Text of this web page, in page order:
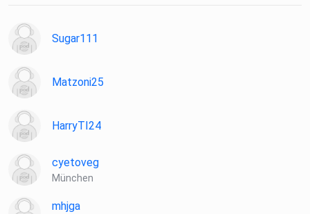
Sugar111
Matzoni25
HarryTI24
cyetoveg
München
mhjga